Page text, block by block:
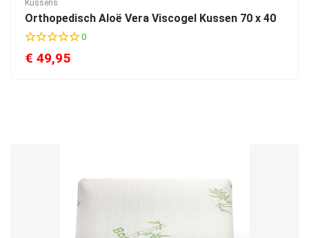
Kussens
Orthopedisch Aloë Vera Viscogel Kussen 70 x 40
0
€ 49,95